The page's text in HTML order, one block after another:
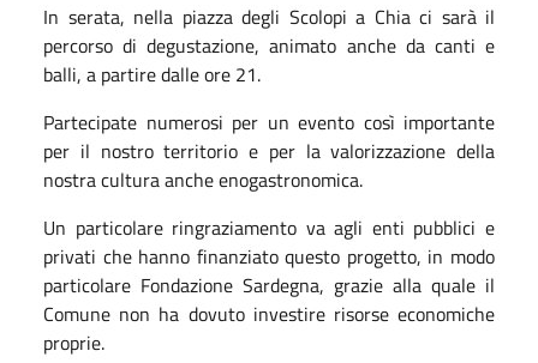
In serata, nella piazza degli Scolopi a Chia ci sarà il
percorso di degustazione, animato anche da canti e
balli, a partire dalle ore 21.
Partecipate numerosi per un evento così importante
per il nostro territorio e per la valorizzazione della
nostra cultura anche enogastronomica.
Un particolare ringraziamento va agli enti pubblici e
privati che hanno finanziato questo progetto, in modo
particolare Fondazione Sardegna, grazie alla quale il
Comune non ha dovuto investire risorse economiche
proprie.